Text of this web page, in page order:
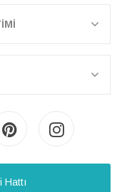
Hattı